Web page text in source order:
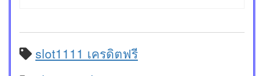
slot1111 เครดิตฟรี